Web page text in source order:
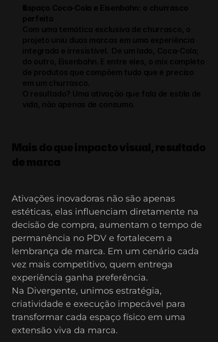
Ativações inovadoras não são apenas
estéticas, elas influenciam diretamente na
decisão de compra, aumentam o tempo de
permanência no PDV e fortalecem a
lembrança de marca. Em um cenário cada
vez mais competitivo, quem entrega
experiência ganha preferência.
Na Divergente, unimos estratégia,
criatividade e execução impecável para
transformar cada espaço físico em uma
extensão viva da marca.